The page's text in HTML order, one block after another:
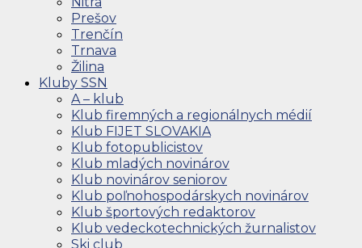
Prešov
Trenčín
Trnava
Žilina
Kluby SSN
A – klub
Klub firemných a regionálnych médií
Klub FIJET SLOVAKIA
Klub fotopublicistov
Klub mladých novinárov
Klub novinárov seniorov
Klub poľnohospodárskych novinárov
Klub športových redaktorov
Klub vedeckotechnických žurnalistov
Ski club